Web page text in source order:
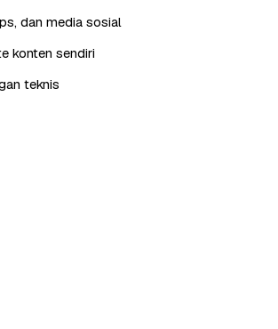
dan media sosial
konten sendiri
teknis